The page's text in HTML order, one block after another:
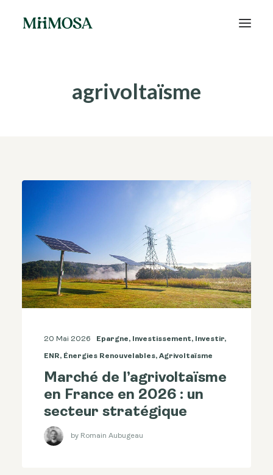
Recherche
agrivoltaïsme
20 Mai 2026 Epargne, Investissement, Investir,
ENR, Énergies Renouvelables, Agrivoltaïsme
Marché de l’agrivoltaïsme
en France en 2026 : un
secteur stratégique
by Romain Aubugeau